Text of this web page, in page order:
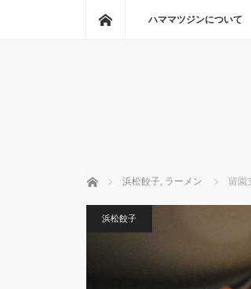
ホームハママツジンについて
ホーム 浜松餃子, ラーメン 留園
浜松餃子